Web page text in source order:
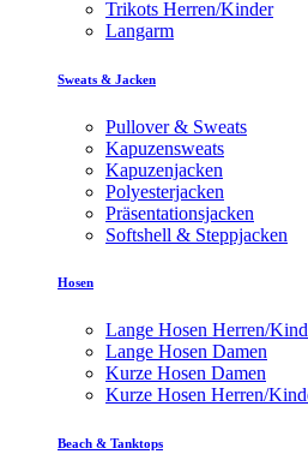
Trikots Herren/Kinder
Langarm
Sweats & Jacken
Pullover & Sweats
Kapuzensweats
Kapuzenjacken
Polyesterjacken
Präsentationsjacken
Softshell & Steppjacken
Hosen
Lange Hosen Herren/
Lange Hosen Damen
Kurze Hosen Damen
Kurze Hosen Herren/
Beach & Tanktops